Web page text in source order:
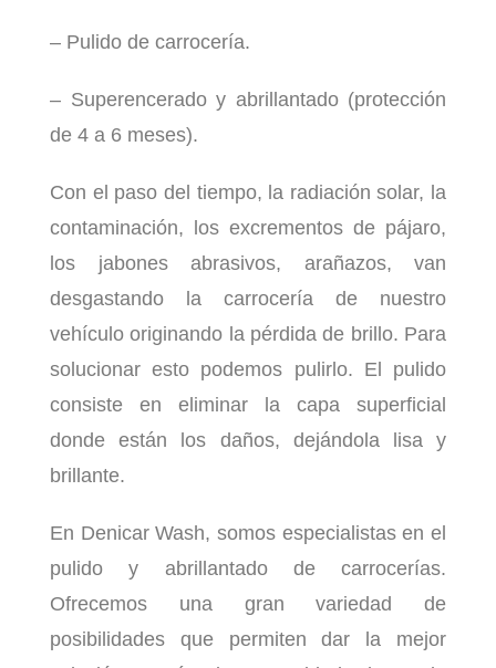
– Pulido de carrocería.
– Superencerado y abrillantado (protección
de 4 a 6 meses).
Con el paso del tiempo, la radiación solar, la
contaminación, los excrementos de pájaro,
los jabones abrasivos, arañazos, van
desgastando la carrocería de nuestro
vehículo originando la pérdida de brillo. Para
solucionar esto podemos pulirlo. El pulido
consiste en eliminar la capa superficial
donde están los daños, dejándola lisa y
brillante.
En Denicar Wash, somos especialistas en el
pulido y abrillantado de carrocerías.
Ofrecemos una gran variedad de
posibilidades que permiten dar la mejor